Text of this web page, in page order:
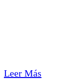
Leer Más